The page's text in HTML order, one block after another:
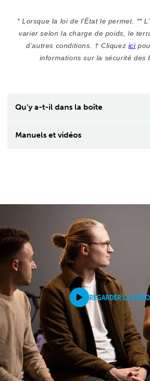
* Lorsque la loi de l’État le permet. **
varier selon la charge de poids, le
d’autres conditions. † Cliquez ici
informations sur la sécurité des
Qu’y a-t-il dans la boîte
Manuels et vidéos
REGARDER LA VIDÉO